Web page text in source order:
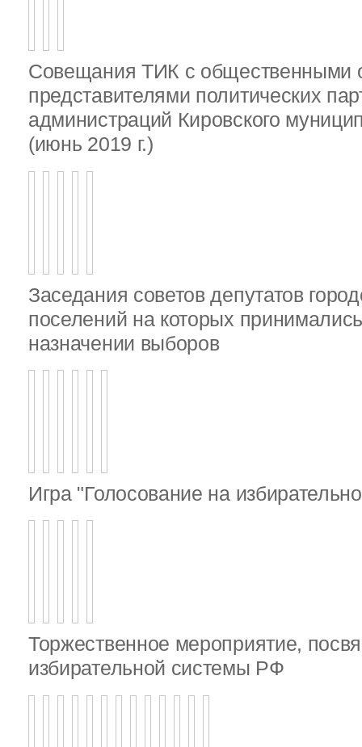
Совещания ТИК с общественными
представителями политических
администраций Кировского
(июнь 2019 г.)
Заседания советов депутатов
поселений на которых
назначении выборов
Игра "Голосование на
Торжественное мероприятие,
избирательной системы РФ